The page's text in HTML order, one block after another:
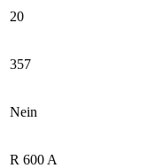
20
357
Nein
R 600 A